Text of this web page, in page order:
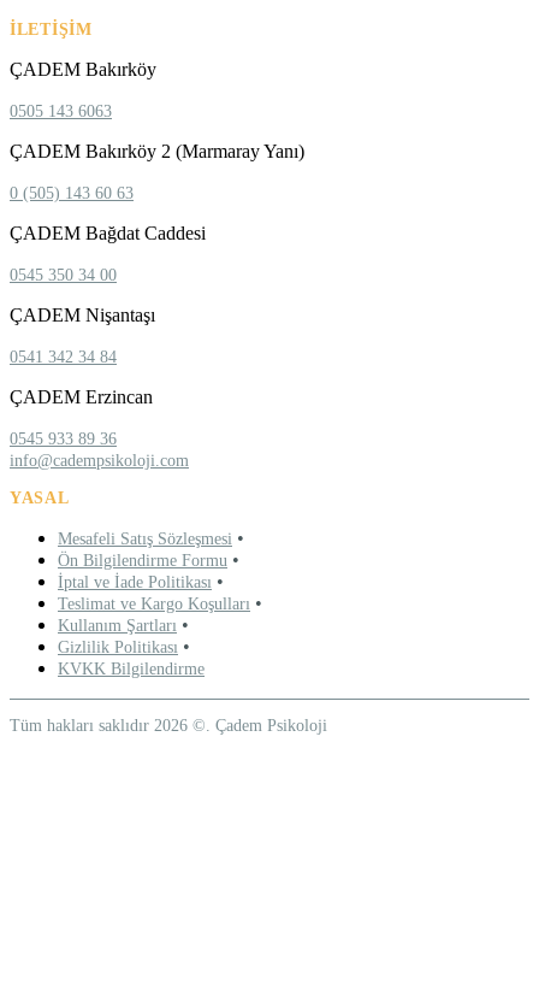
İLETIŞIM
ÇADEM Bakırköy
0505 143 6063
ÇADEM Bakırköy 2 (Marmaray Yanı)
0 (505) 143 60 63
ÇADEM Bağdat Caddesi
0545 350 34 00
ÇADEM Nişantaşı
0541 342 34 84
ÇADEM Erzincan
0545 933 89 36
info@cadempsikoloji.com
YASAL
Mesafeli Satış Sözleşmesi •
Ön Bilgilendirme Formu •
İptal ve İade Politikası •
Teslimat ve Kargo Koşulları •
Kullanım Şartları •
Gizlilik Politikası •
KVKK Bilgilendirme
Tüm hakları saklıdır 2026 ©. Çadem Psikoloji